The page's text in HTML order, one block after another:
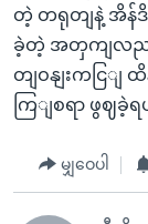
တဲ့ တရုတျနဲ့ အိန်
ခဲ့တဲ့ အတှကျလညျ
တျဝနျးကငြျ
ကြျစရာ ဖွဈခဲ့ရ
မျှဝေပါ